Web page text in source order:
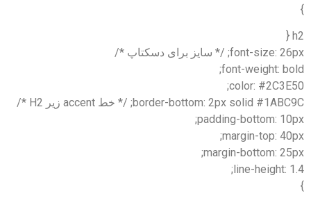
}
h2 {
font-size: 26px; /* سایز برای دسکتاپ */
font-weight: bold;
color: #2C3E50;
border-bottom: 2px solid #1ABC9C; /* خط accent زیر H2 */
padding-bottom: 10px;
margin-top: 40px;
margin-bottom: 25px;
line-height: 1.4;
}